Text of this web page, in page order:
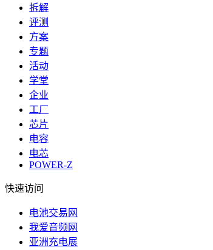
拆解
评测
方案
专题
活动
学堂
企业
工厂
芯片
电容
电芯
POWER-Z
快速访问
电池交易网
我爱音频网
亚洲充电展